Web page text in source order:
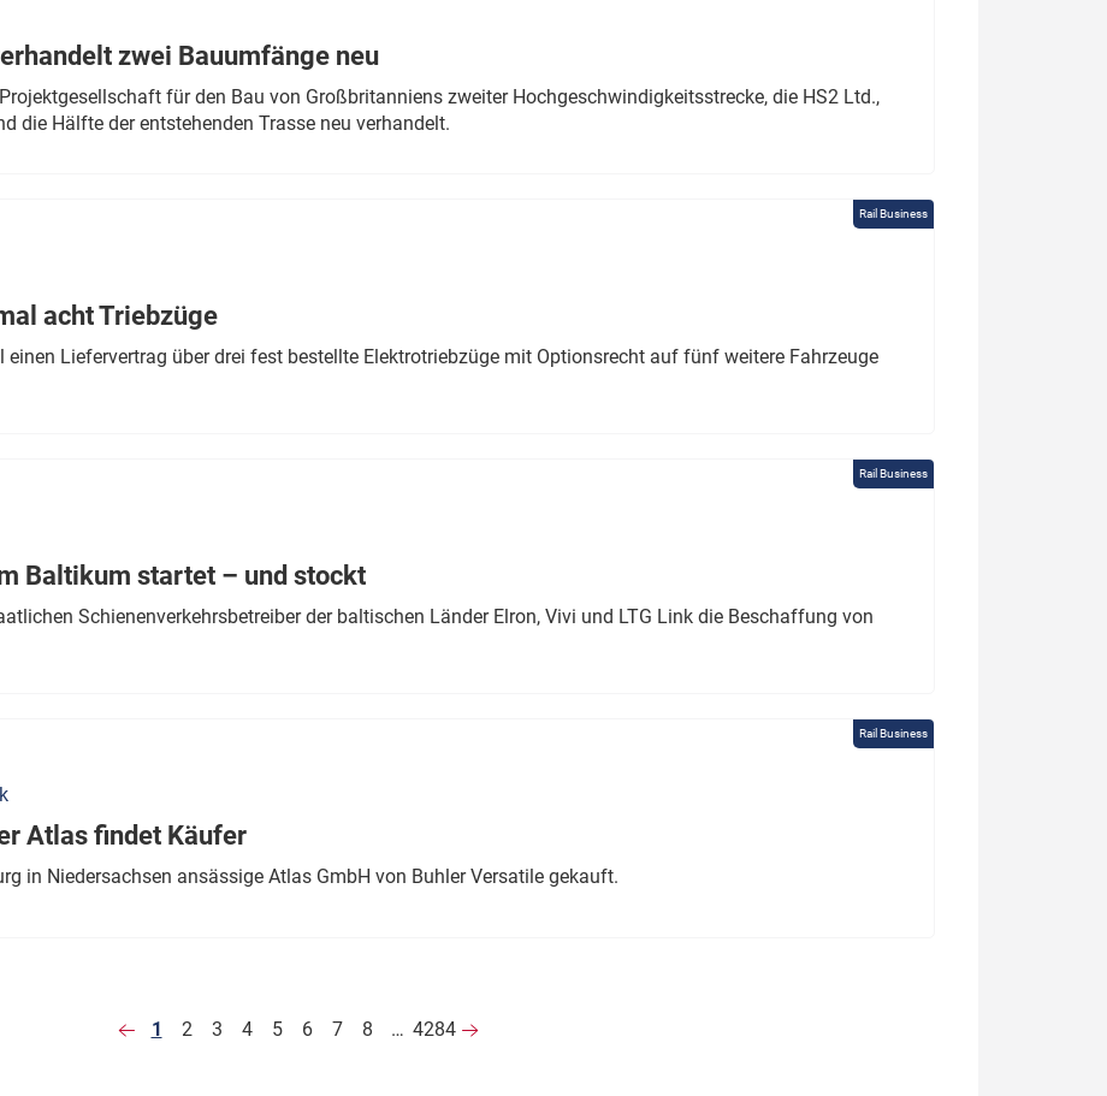
zwei Bauumfänge neu
für den Bau von Großbritanniens zweiter Hochgeschwindigkeitsstrecke, die HS2 Ltd.,
die Hälfte der entstehenden Trasse neu verhandelt.
Rail Business
acht Triebzüge
Liefervertrag über drei fest bestellte Elektrotriebzüge mit Optionsrecht auf fünf weitere Fahrzeuge
Rail Business
Baltikum startet – und stockt
Schienenverkehrsbetreiber der baltischen Länder Elron, Vivi und LTG Link die Beschaffung von
Rail Business
Atlas findet Käufer
in Niedersachsen ansässige Atlas GmbH von Buhler Versatile gekauft.
1 2 3 4 5 6 7 8 … 4284